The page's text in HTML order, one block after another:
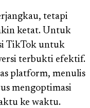
tetapi
ketat. Untuk
TikTok untuk
terbukti efektif.
platform, menulis
mengoptimasi
ke waktu.